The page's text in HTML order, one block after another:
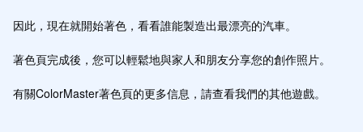
因此，現在就開始著色，看看誰能製造出最漂亮的汽車。
著色頁完成後，您可以輕鬆地與家人和朋友分享您的創作照片。
有關ColorMaster著色頁的更多信息，請查看我們的其他遊戲。